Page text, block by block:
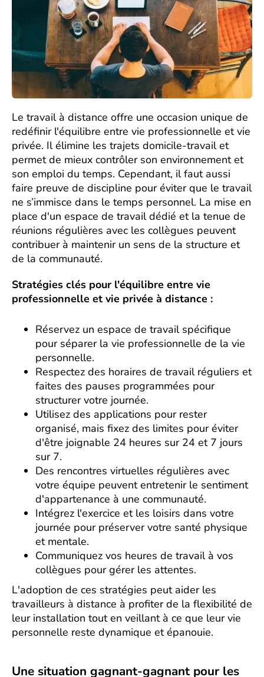
Le travail à distance offre une occasion unique de
redéfinir l'équilibre entre vie professionnelle et vie
privée. Il élimine les trajets domicile-travail et
permet de mieux contrôler son environnement et
son emploi du temps. Cependant, il faut aussi
faire preuve de discipline pour éviter que le travail
ne s’immisce dans le temps personnel. La mise en
place d'un espace de travail dédié et la tenue de
réunions régulières avec les collègues peuvent
contribuer à maintenir un sens de la structure et
de la communauté.
Stratégies clés pour l'équilibre entre vie
professionnelle et vie privée à distance :
Réservez un espace de travail spécifique
pour séparer la vie professionnelle de la vie
personnelle.
Respectez des horaires de travail réguliers et
faites des pauses programmées pour
structurer votre journée.
Utilisez des applications pour rester
organisé, mais fixez des limites pour éviter
d'être joignable 24 heures sur 24 et 7 jours
sur 7.
Des rencontres virtuelles régulières avec
votre équipe peuvent entretenir le sentiment
d'appartenance à une communauté.
Intégrez l'exercice et les loisirs dans votre
journée pour préserver votre santé physique
et mentale.
Communiquez vos heures de travail à vos
collègues pour gérer les attentes.
L'adoption de ces stratégies peut aider les
travailleurs à distance à profiter de la flexibilité de
leur installation tout en veillant à ce que leur vie
personnelle reste dynamique et épanouie.
Une situation gagnant-gagnant pour les